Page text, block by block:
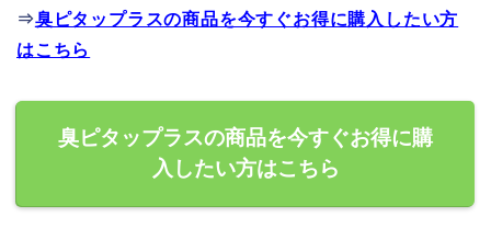
⇒臭ピタップラスの商品を今すぐお得に購入したい方
はこちら
臭ピタップラスの商品を今すぐお得に購
入したい方はこちら